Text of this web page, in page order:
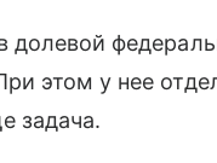
долевой
этом у нее
задача.